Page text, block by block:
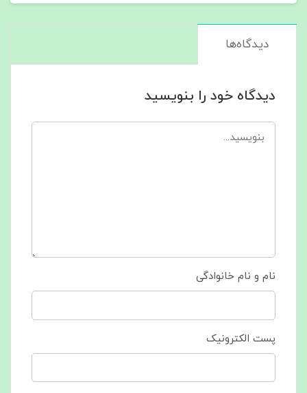
دیدگاه‌ها
دیدگاه خود را بنویسید
نام و نام خانوادگی
پست الکترونیک